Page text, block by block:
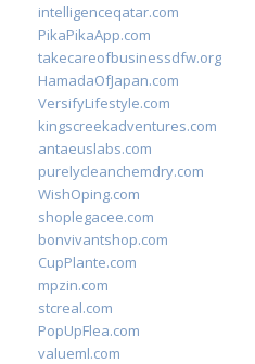
intelligenceqatar.com
PikaPikaApp.com
takecareofbusinessdfw.org
HamadaOfJapan.com
VersifyLifestyle.com
kingscreekadventures.com
antaeuslabs.com
purelycleanchemdry.com
WishOping.com
shoplegacee.com
bonvivantshop.com
CupPlante.com
mpzin.com
stcreal.com
PopUpFlea.com
valueml.com